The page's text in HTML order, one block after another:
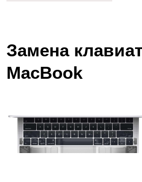
Замена
MacBook